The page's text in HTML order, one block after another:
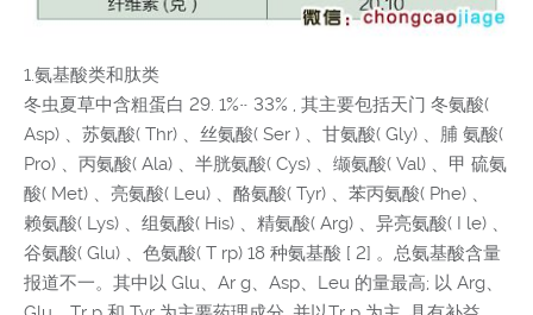
1.氨基酸类和肽类
冬虫夏草中含粗蛋白 29. 1%~ 33% , 其主要包括天门 冬氨酸(
Asp) 、苏氨酸( Thr) 、丝氨酸( Ser ) 、甘氨酸( Gly) 、脯 氨酸(
Pro) 、丙氨酸( Ala) 、半胱氨酸( Cys) 、缬氨酸( Val) 、甲 硫氨
酸( Met) 、亮氨酸( Leu) 、酪氨酸( Tyr) 、苯丙氨酸( Phe) 、
赖氨酸( Lys) 、组氨酸( His) 、精氨酸( Arg) 、异亮氨酸( I le) 、
谷氨酸( Glu) 、色氨酸( T rp) 18 种氨基酸 [ 2] 。总氨基酸含量
报道不一。其中以 Glu、Ar g、Asp、Leu 的量最高; 以 Arg、